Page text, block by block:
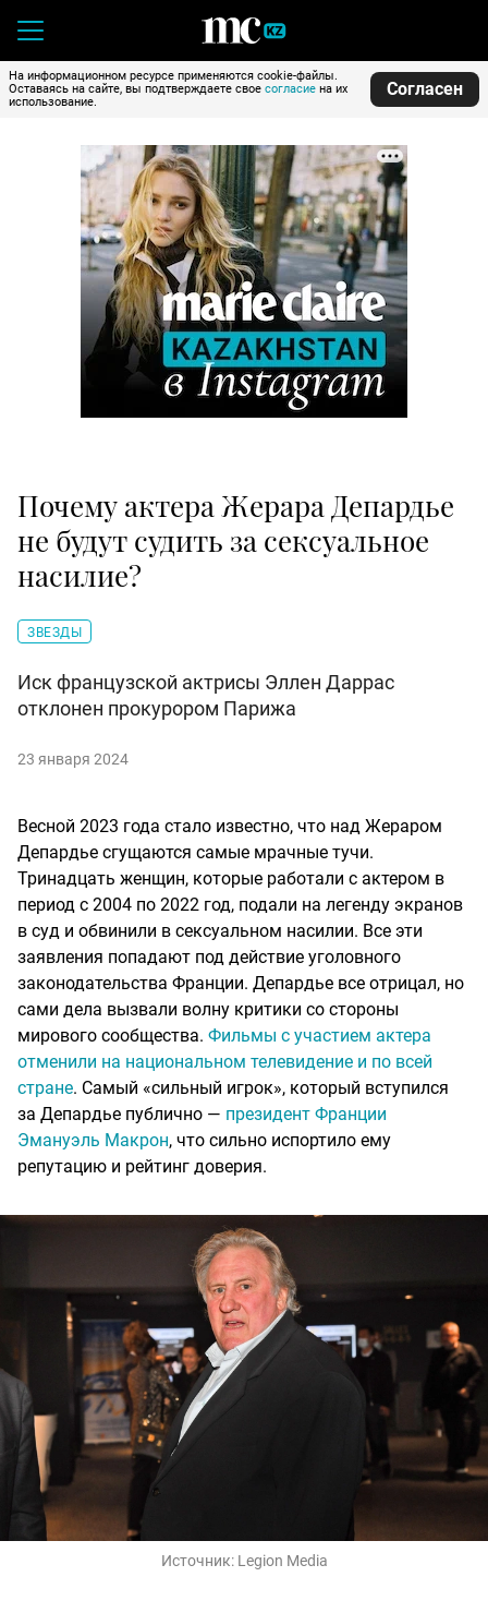
На информационном ресурсе применяются cookie-файлы.
Оставаясь на сайте, вы подтверждаете свое согласие на их
использование.
Согласен
Почему актера Жерара Депардье
не будут судить за сексуальное
насилие?
ЗВЕЗДЫ
Иск французской актрисы Эллен Даррас
отклонен прокурором Парижа
23 января 2024
Весной 2023 года стало известно, что над Жераром
Депардье сгущаются самые мрачные тучи.
Тринадцать женщин, которые работали с актером в
период с 2004 по 2022 год, подали на легенду экранов
в суд и обвинили в сексуальном насилии. Все эти
заявления попадают под действие уголовного
законодательства Франции. Депардье все отрицал, но
сами дела вызвали волну критики со стороны
мирового сообщества. Фильмы с участием актера
отменили на национальном телевидение и по всей
стране. Самый «сильный игрок», который вступился
за Депардье публично — президент Франции
Эмануэль Макрон, что сильно испортило ему
репутацию и рейтинг доверия.
Источник: Legion Media